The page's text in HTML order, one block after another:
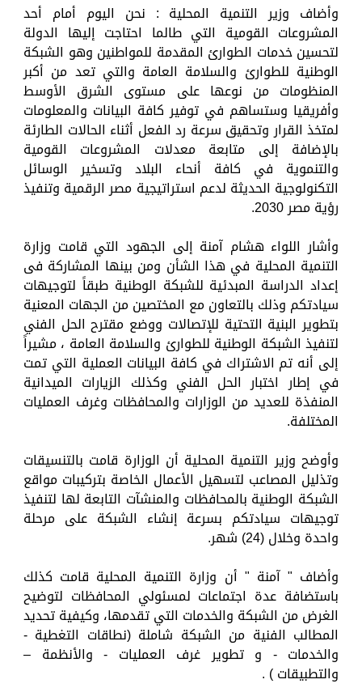
وأضاف وزير التنمية المحلية : نحن اليوم أمام أحد
المشروعات القومية التي طالما احتاجت إليها الدولة
لتحسين خدمات الطوارئ المقدمة للمواطنين وهو الشبكة
الوطنية للطوارئ والسلامة العامة والتي تعد من أكبر
المنظومات من نوعها على مستوى الشرق الأوسط
وأفريقيا وستساهم في توفير كافة البيانات والمعلومات
لمتخذ القرار وتحقيق سرعة رد الفعل أثناء الحالات الطارئة
بالإضافة إلى متابعة معدلات المشروعات القومية
والتنموية في كافة أنحاء البلاد وتسخير الوسائل
التكنولوجية الحديثة لدعم استراتيجية مصر الرقمية وتنفيذ
رؤية مصر 2030.
وأشار اللواء هشام آمنة إلى الجهود التي قامت وزارة
التنمية المحلية في هذا الشأن ومن بينها المشاركة فى
إعداد الدراسة المبدئية للشبكة الوطنية طبقاً لتوجيهات
سيادتكم وذلك بالتعاون مع المختصين من الجهات المعنية
بتطوير البنية التحتية للإتصالات ووضع مقترح الحل الفني
لتنفيذ الشبكة الوطنية للطوارئ والسلامة العامة ، مشيراً
إلى أنه تم الاشتراك في كافة البيانات العملية التي تمت
في إطار اختبار الحل الفني وكذلك الزيارات الميدانية
المنفذة للعديد من الوزارات والمحافظات وغرف العمليات
المختلفة.
وأوضح وزير التنمية المحلية أن الوزارة قامت بالتنسيقات
وتذليل المصاعب لتسهيل الأعمال الخاصة بتركيبات مواقع
الشبكة الوطنية بالمحافظات والمنشآت التابعة لها لتنفيذ
توجيهات سيادتكم بسرعة إنشاء الشبكة على مرحلة
واحدة وخلال (24) شهر.
وأضاف " آمنة " أن وزارة التنمية المحلية قامت كذلك
باستضافة عدة اجتماعات لمسئولي المحافظات لتوضيح
الغرض من الشبكة والخدمات التي تقدمها، وكيفية تحديد
المطالب الفنية من الشبكة شاملة (نطاقات التغطية -
والخدمات - و تطوير غرف العمليات - والأنظمة –
والتطبيقات ) .